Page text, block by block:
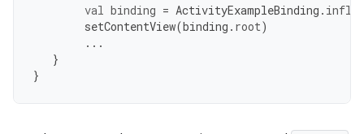
val binding = ActivityExampleBinding .
setContentView(binding . root)
...
}
}